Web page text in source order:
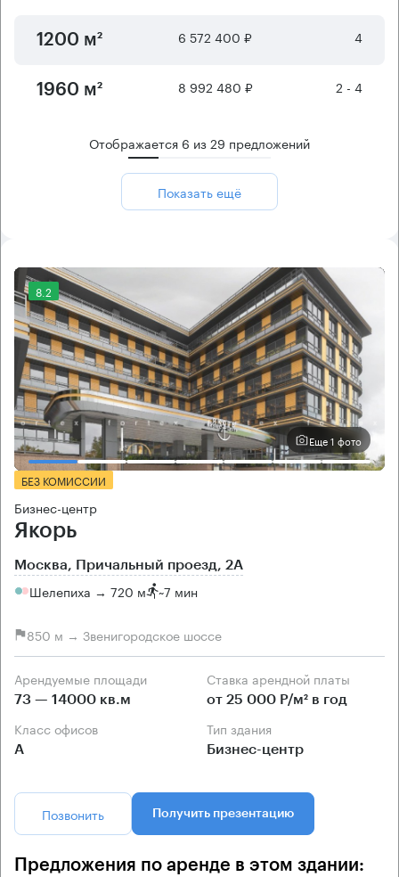
1200 м² 6 572 400 ₽ 4
1960 м² 8 992 480 ₽ 2 - 4
Отображается 6 из29 предложений
Показать ещё
8.2
Еще 1 фото
БЕЗ КОМИССИИ
Бизнес-центр
Якорь
Москва, Причальный проезд, 2А
Шелепиха → 720 м ~7 мин
850 м → Звенигородское шоссе
Арендуемые площади
73 — 14000 кв.м
Ставка арендной платы
от 25 000 Р/м² в год
Класс офисов
А
Тип здания
Бизнес-центр
Позвонить Получить презентацию
Предложения по аренде в этом здании: